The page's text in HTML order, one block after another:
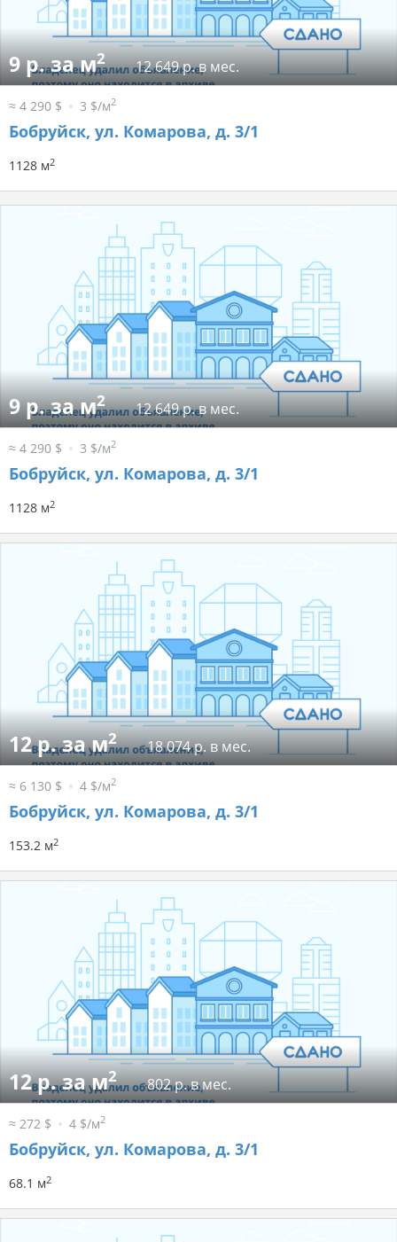
9 р. за м2 12 649 р. в мес.
≈ 4 290 $ 3 $/м2
Бобруйск, ул. Комарова, д. 3/1
1128 м2
9 р. за м2 12 649 р. в мес.
≈ 4 290 $ 3 $/м2
Бобруйск, ул. Комарова, д. 3/1
1128 м2
12 р. за м2 18 074 р. в мес.
≈ 6 130 $ 4 $/м2
Бобруйск, ул. Комарова, д. 3/1
153.2 м2
12 р. за м2 802 р. в мес.
≈ 272 $ 4 $/м2
Бобруйск, ул. Комарова, д. 3/1
68.1 м2